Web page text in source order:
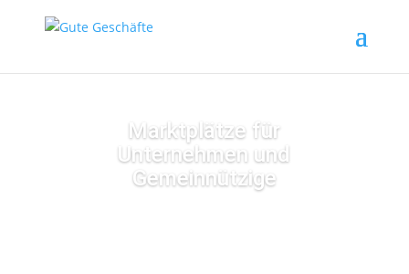
Marktplätze für
Unternehmen und
Gemeinnützige